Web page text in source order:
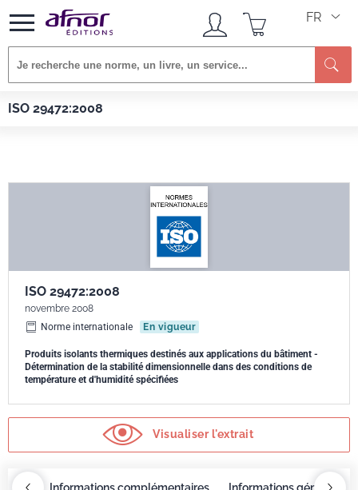
FR
ISO 29472:2008
Afnor EDITIONS Normes
ISO 29472:2008
novembre 2008
Norme internationale
En vigueur
Produits isolants thermiques destinés aux applications du bâtiment -
Détermination de la stabilité dimensionnelle dans des conditions de
température et d'humidité spécifiées
Visualiser l'extrait